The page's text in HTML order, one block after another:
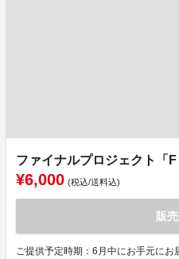
ファイナルプロジェクト「F
¥6,000 (税込/送料込)
販
ご提供予定時期：6月中にお手元にお